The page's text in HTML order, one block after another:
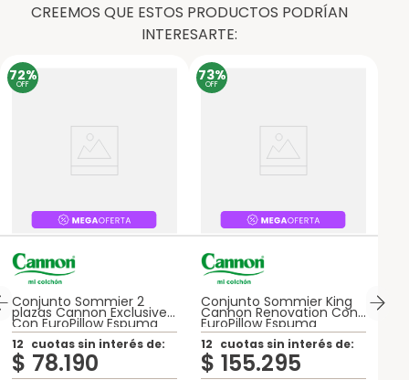
CREEMOS QUE ESTOS PRODUCTOS PODRÍAN
INTERESARTE:
72%
OFF
Conjunto Sommier 2
plazas Cannon Exclusive
Con EuroPillow Espuma
12 cuotas sin interés de:
$ 78.190
73%
OFF
Conjunto Sommier King
Cannon Renovation Con
EuroPillow Espuma
12 cuotas sin interés de:
$ 155.295